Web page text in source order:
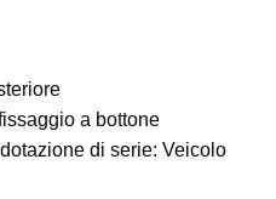
a bottone
di serie: Veicolo